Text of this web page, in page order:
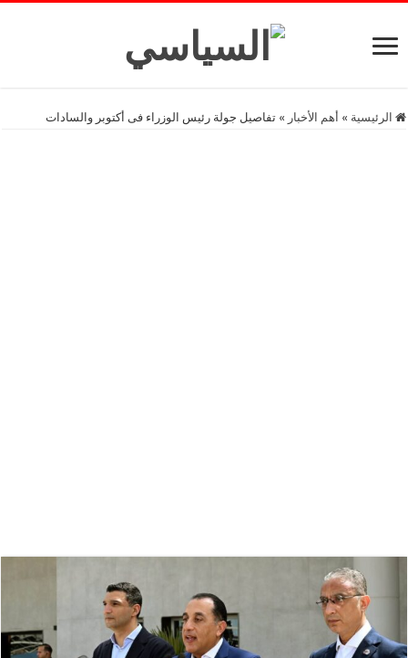
الرئيسية » أهم اﻷخبار » تفاصيل جولة رئيس الوزراء فى أكتوبر والسادات